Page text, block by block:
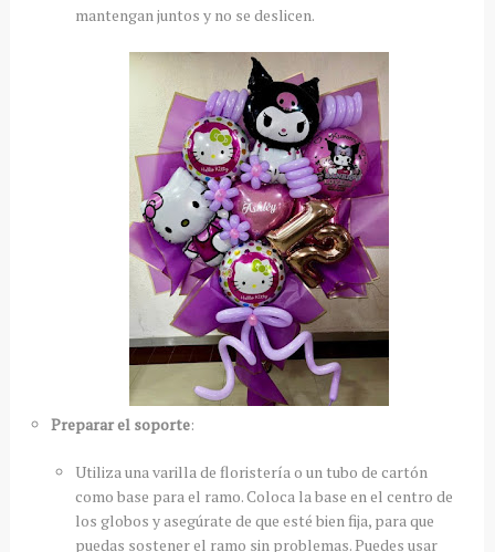
mantengan juntos y no se deslicen.
Preparar el soporte:
Utiliza una varilla de floristería o un tubo de cartón
como base para el ramo. Coloca la base en el centro de
los globos y asegúrate de que esté bien fija, para que
puedas sostener el ramo sin problemas. Puedes usar